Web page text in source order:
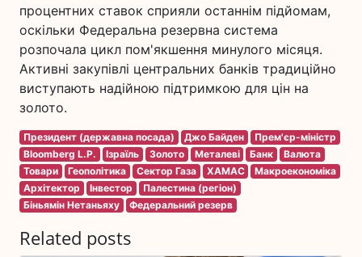
процентних ставок сприяли останнім підйомам,
оскільки Федеральна резервна система
розпочала цикл пом'якшення минулого місяця.
Активні закупівлі центральних банків традиційно
виступають надійною підтримкою для цін на
золото.
Президент (державна посада) Джо Байден
Прем'єр-міністр
Bloomberg L.P.
Ізраїль Золото Металеві Банк
Валюта
Товари
Геополітика Сектор Газа ХАМАС
Макроекономіка
Архітектор
Інвестор
Палестина (регіон)
Біньямін Нетаньяху
Федеральний резерв
Related posts